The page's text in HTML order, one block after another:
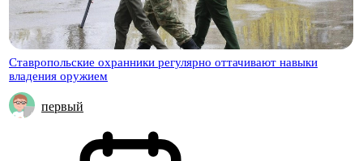
Ставропольские охранники регулярно оттачивают навыки
владения оружием
первый